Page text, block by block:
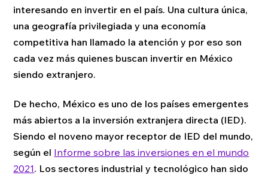
interesando en invertir en el país. Una cultura única,
una geografía privilegiada y una economía
competitiva han llamado la atención y por eso son
cada vez más quienes buscan invertir en México
siendo extranjero.
De hecho, México es uno de los países emergentes
más abiertos a la inversión extranjera directa (IED).
Siendo el noveno mayor receptor de IED del mundo,
según el Informe sobre las inversiones en el mundo
2021. Los sectores industrial y tecnológico han sido